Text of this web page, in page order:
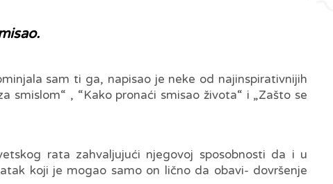
sam ti ga, napisao je neke od najinspirativnijih
smislom“ , “Kako pronaći smisao života“ i „Zašto se
rata zahvaljujući njegovoj sposobnosti da i u
koji je mogao samo on lično da obavi- dovršenje